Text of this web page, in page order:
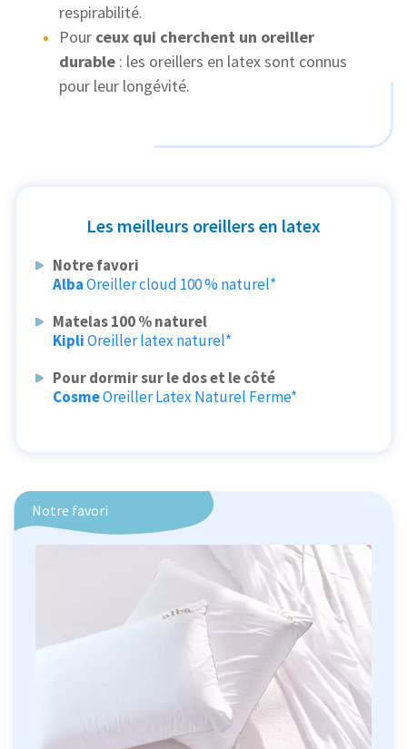
respirabilité.
Pour ceux qui cherchent un oreiller
durable : les oreillers en latex sont connus
pour leur longévité.
Les meilleurs oreillers en latex
Notre favori
AlbaOreiller cloud 100 % naturel*
Matelas 100 % naturel
KipliOreiller latex naturel*
Pour dormir sur le dos et le côté
CosmeOreiller Latex Naturel Ferme*
Notre favori